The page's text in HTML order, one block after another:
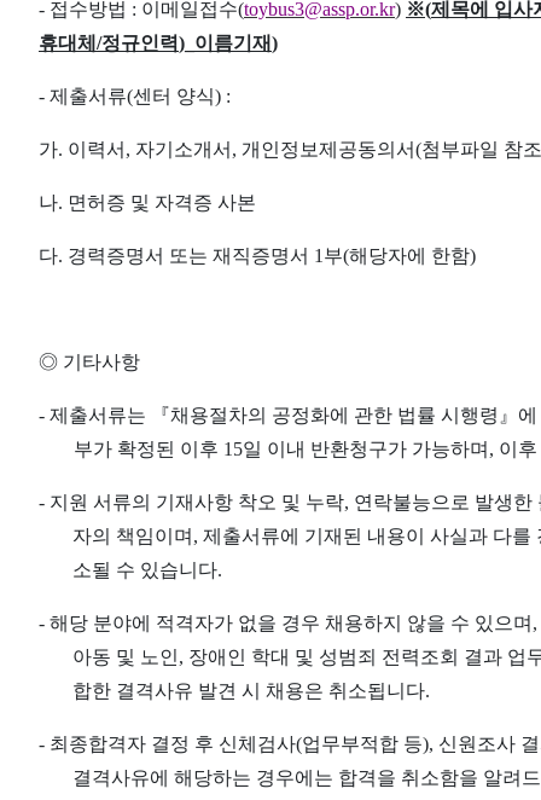
- 접수방법 : 이메일접수(toybus3@assp.or.kr) ※(제목에 입사
휴대체 /정규인력)_ 이름기재)
- 제출서류(센터 양식) :
가. 이력서 , 자기소개서 , 개인정보제공동의서(첨부파일 참조
나. 면허증 및 자격증 사본
다. 경력증명서 또는 재직증명서 1 부(해당자에 한함)
◎ 기타사항
- 제출서류는 『채용절차의 공정화에 관한 법률 시행령 』
부가 확정된 이후 15일 이내 반환청구가 가능하며 , 이
- 지원 서류의 기재사항 착오 및 누락, 연락불능으로 발생한
자의 책임이며 ,제출서류에 기재된 내용이 사실과 다를
소될 수 있습니다.
- 해당 분야에 적격자가 없을 경우 채용하지 않을 수 있으며 ,
아동 및 노인, 장애인 학대 및 성범죄 전력조회 결과 업
합한 결격사유 발견 시 채용은 취소됩니다.
- 최종합격자 결정 후 신체검사(업무부적합 등), 신원조사
결격사유에 해당하는 경우에는 합격을 취소함을 알려